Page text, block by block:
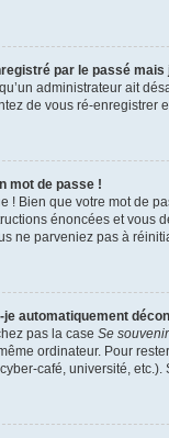
par le passé
administrateur ait
de vous ré-enregistrer
mot de passe !
! Bien que votre mot de
énoncées et vous
ne parveniez pas à
je automatiquement
pas la case Se
ordinateur. Pour
café, université, etc.).